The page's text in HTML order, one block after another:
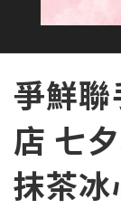
爭鮮
店 七
抹茶冰